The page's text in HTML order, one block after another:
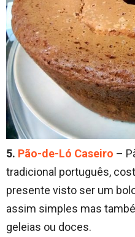
5. Pão-de-Ló Caseiro –
tradicional português,
presente visto ser um
assim simples mas
geleias ou doces.